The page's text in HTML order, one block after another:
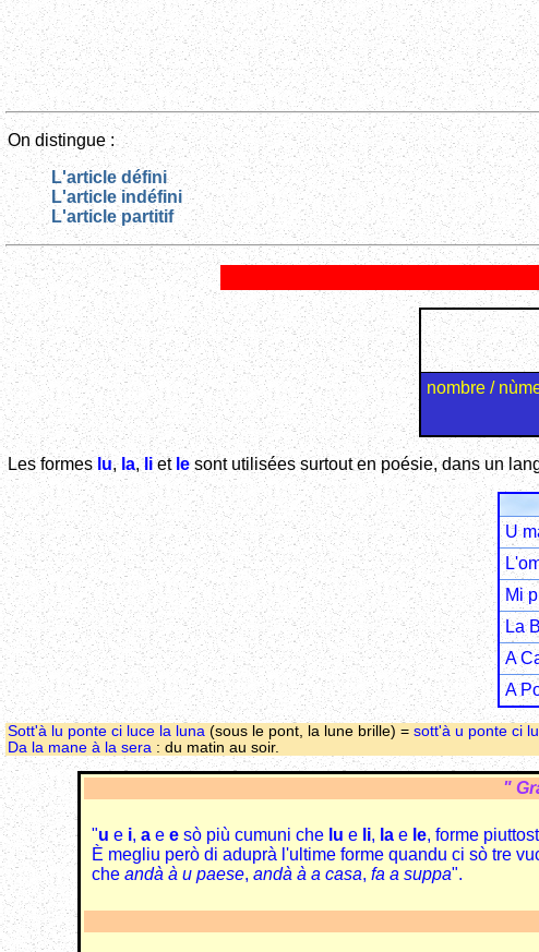
On distingue :
L'article défini
L'article indéfini
L'article partitif
nombre /
Les formeslu, la,liet lesont utilisées surtout en poésie, dans un
U
Mi
La
A
A
Sott'à lu ponte ci luce la luna (sous le pont, la lune brille) = sott'à u ponte ci
Da la mane à la sera : du matin au soir.
"
"u e i, a e e sò più cumuni che lu e li, la e le, forme
È megliu però di aduprà l'ultime forme quandu ci sò tre
che andà à u paese, andà à a casa, fa a suppa".